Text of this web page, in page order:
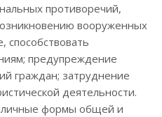
противоречий,
вооруженных
способствовать
предупреждение
граждан; затруднение
деятельности.
формы общей и